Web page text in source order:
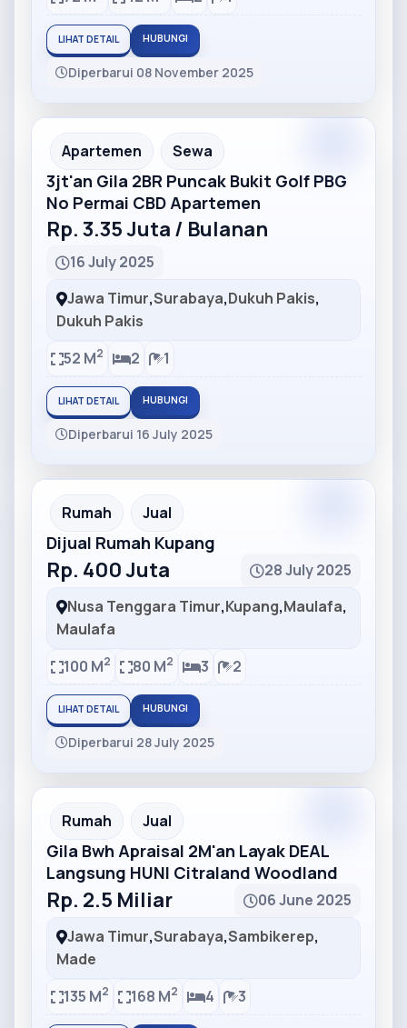
LIHAT DETAIL HUBUNGI
Diperbarui 08 November 2025
Partner Ad
Apartemen Sewa
3jt'an Gila 2BR Puncak Bukit Golf PBG
No Permai CBD Apartemen
Rp. 3.35 Juta / Bulanan
16 July 2025
Jawa Timur,Surabaya,Dukuh Pakis,
Dukuh Pakis
52 M2 2 1
LIHAT DETAIL HUBUNGI
Diperbarui 16 July 2025
Partner Ad
Rumah Jual
Dijual Rumah Kupang
Rp. 400 Juta
28 July 2025
Nusa Tenggara Timur,Kupang,Maulafa,
Maulafa
100 M2 80 M2 3 2
LIHAT DETAIL HUBUNGI
Diperbarui 28 July 2025
Partner Ad
Rumah Jual
Gila Bwh Apraisal 2M'an Layak DEAL
Langsung HUNI Citraland Woodland
Rp. 2.5 Miliar
06 June 2025
Jawa Timur,Surabaya,Sambikerep,
Made
135 M2 168 M2 4 3